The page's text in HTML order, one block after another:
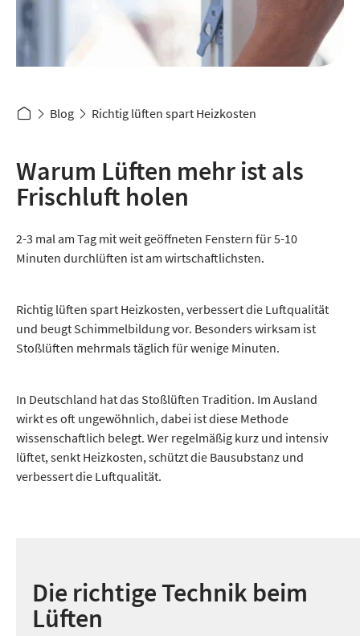
Blog Richtig lüften spart Heizkosten
Warum Lüften mehr ist als
Frischluft holen
2-3 mal am Tag mit weit geöffneten Fenstern für 5-10
Minuten durchlüften ist am wirtschaftlichsten.
Richtig lüften spart Heizkosten, verbessert die Luftqualität
und beugt Schimmelbildung vor. Besonders wirksam ist
Stoßlüften mehrmals täglich für wenige Minuten.
In Deutschland hat das Stoßlüften Tradition. Im Ausland
wirkt es oft ungewöhnlich, dabei ist diese Methode
wissenschaftlich belegt. Wer regelmäßig kurz und intensiv
lüftet, senkt Heizkosten, schützt die Bausubstanz und
verbessert die Luftqualität.
Die richtige Technik beim
Lüften